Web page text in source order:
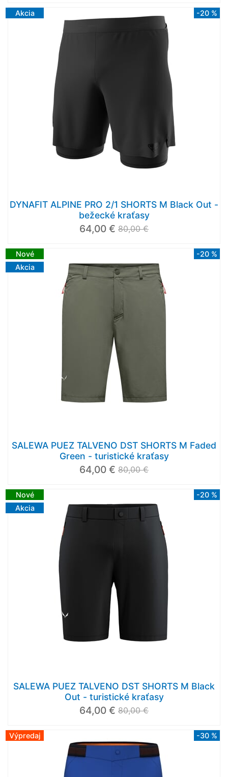
Akcia -20 %
DYNAFIT ALPINE PRO 2/1 SHORTS M Black Out -
bežecké kraťasy
64,00 € 80,00 €
Nové
Akcia
-20 %
SALEWA PUEZ TALVENO DST SHORTS M Faded
Green - turistické kraťasy
64,00 € 80,00 €
Nové
Akcia
-20 %
SALEWA PUEZ TALVENO DST SHORTS M Black
Out - turistické kraťasy
64,00 € 80,00 €
Výpredaj -30 %